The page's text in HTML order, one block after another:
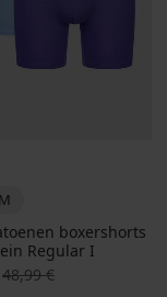
boxershorts
Regular I
Oorspronkelijke prijs
48,99 €